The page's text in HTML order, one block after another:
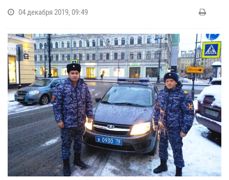
04 декабря 2019, 09:49